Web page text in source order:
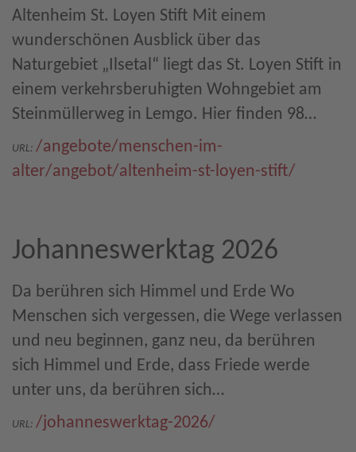
Altenheim St. Loyen Stift Mit einem
wunderschönen Ausblick über das
Naturgebiet „Ilsetal“ liegt das St. Loyen Stift in
einem verkehrsberuhigten Wohngebiet am
Steinmüllerweg in Lemgo. Hier finden 98…
URL: /angebote/menschen-im-
alter/angebot/altenheim-st-loyen-stift/
Johanneswerktag 2026
Da berühren sich Himmel und Erde Wo
Menschen sich vergessen, die Wege verlassen
und neu beginnen, ganz neu, da berühren
sich Himmel und Erde, dass Friede werde
unter uns, da berühren sich…
URL: /johanneswerktag-2026/